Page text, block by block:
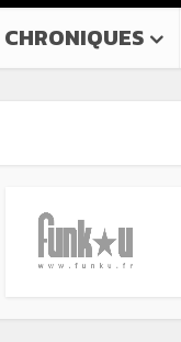
CHRONIQUES